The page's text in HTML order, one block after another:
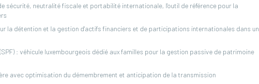
sécurité, neutralité fiscale et portabilité internationale, l'outil de référence pour la
la détention et la gestion d'actifs financiers et de participations internationales dans un
: véhicule luxembourgeois dédié aux familles pour la gestion passive de patrimoine
avec optimisation du démembrement et anticipation de la transmission